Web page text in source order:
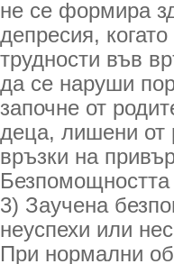
не се формира
депресия,
трудности във
да се наруши
започне от
деца, лишени от
връзки на
Безпомощността
3) Заучена
неуспехи или
При нормални